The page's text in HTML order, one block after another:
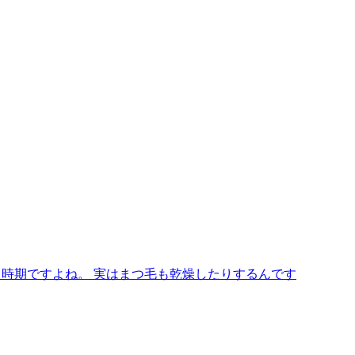
期ですよね。 実はまつ毛も乾燥したりするんです